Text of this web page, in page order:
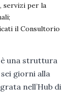
servizi per la
il Consultorio
una struttura
giorni alla
nell’Hub di